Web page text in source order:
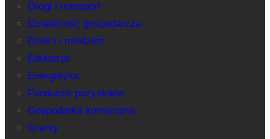
Drogi i transport
Działalność gospodarcza
Dzieci i młodzież
Edukacja
Energetyka
Fundusze pozyskane
Gospodarka komunalna
Granty